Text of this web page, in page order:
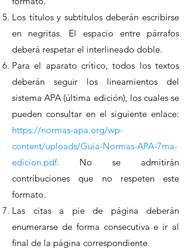
Los títulos y subtítulos deberán escribirse
en negritas. El espacio entre párrafos
deberá respetar el interlineado doble.
Para el aparato crítico, todos los textos
deberán seguir los lineamientos del
sistema APA (última edición), los cuales se
pueden consultar en el siguiente enlace:
https://normas-apa.org/wp-
content/uploads/Guia-Normas-APA-7ma-
edicion.pdf. No se admitirán
contribuciones que no respeten este
formato.
Las citas a pie de página deberán
enumerarse de forma consecutiva e ir al
final de la página correspondiente.